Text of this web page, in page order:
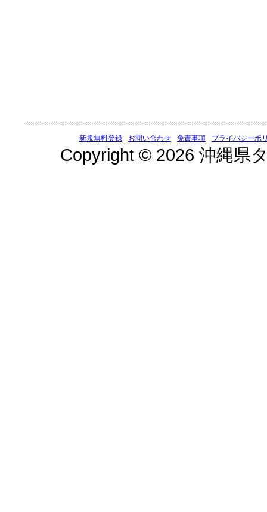
新規無料登録 お問い合わせ 免責事項 プライバシーポ
Copyright © 2026 沖縄県